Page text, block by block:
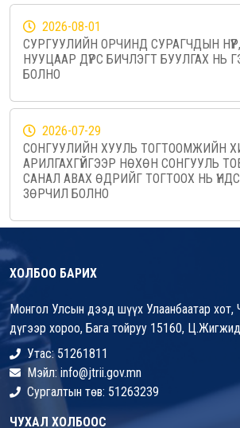
2026-08-01
СУРГУУЛИЙН ОРЧИНД СУРАГЧДЫН
НУУЦААР ДҮРС БИЧЛЭГТ БУУЛГАХ НЬ
БОЛНО
2026-07-29
СОНГУУЛИЙН ХУУЛЬ ТОГТООМЖИЙН
АРИЛГАХГҮЙГЭЭР НӨХӨН СОНГУУЛЬ
САНАЛ АВАХ ӨДРИЙГ ТОГТООХ НЬ
ЗӨРЧИЛ БОЛНО
ХОЛБОО БАРИХ
Монгол Улсын дээд шүүх Улаанбаатар хот,
дүгээр хороо, Бага тойруу 15160,
Утас: 51261811
Мэйл: info@jtrii.gov.mn
Сургалтын төв: 51263239
ЧУХАЛ ХОЛБООС